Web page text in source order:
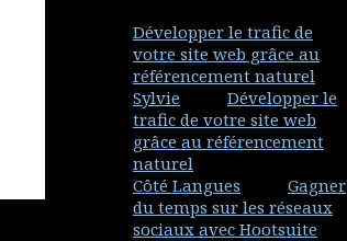
Développer le trafic de
votre site web grâce au
référencement naturel
Sylvie
Développer le
trafic de votre site web
grâce au référencement
naturel
Côté Langues
Gagner
du temps sur les réseaux
sociaux avec Hootsuite